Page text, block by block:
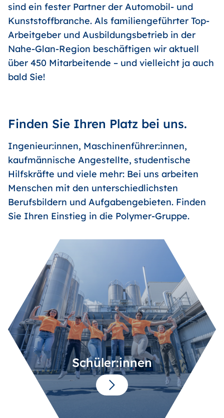
sind ein fester Partner der Automobil- und
Kunststoffbranche. Als familiengeführter Top-
Arbeitgeber und Ausbildungsbetrieb in der
Nahe-Glan-Region beschäftigen wir aktuell
über 450 Mitarbeitende – und vielleicht ja auch
bald Sie!
Finden Sie Ihren Platz bei uns.
Ingenieur:innen, Maschinenführer:innen,
kaufmännische Angestellte, studentische
Hilfskräfte und viele mehr: Bei uns arbeiten
Menschen mit den unterschiedlichsten
Berufsbildern und Aufgabengebieten. Finden
Sie Ihren Einstieg in die Polymer-Gruppe.
Schüler:innen